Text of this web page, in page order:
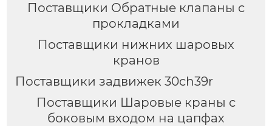
Поставщики Обратные клапаны с
прокладками
Поставщики нижних шаровых
кранов
Поставщики задвижек 30ch39r
Поставщики Шаровые краны с
боковым входом на цапфах